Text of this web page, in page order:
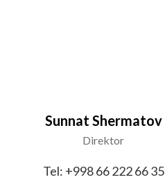
Sunnat Shermatov
Direktor
Tel: +998 66 222 66 35